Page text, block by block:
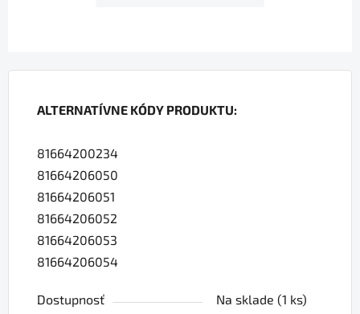
ALTERNATÍVNE KÓDY PRODUKTU:
81664200234
81664206050
81664206051
81664206052
81664206053
81664206054
Dostupnosť Na sklade (1 ks)